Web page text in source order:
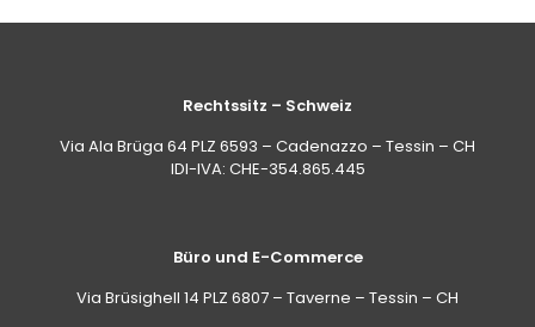
Rechtssitz – Schweiz
Via Ala Brüga 64 PLZ 6593 – Cadenazzo – Tessin – CH
IDI-IVA: CHE-354.865.445
Büro und E-Commerce
Via Brüsighell 14 PLZ 6807 – Taverne – Tessin – CH